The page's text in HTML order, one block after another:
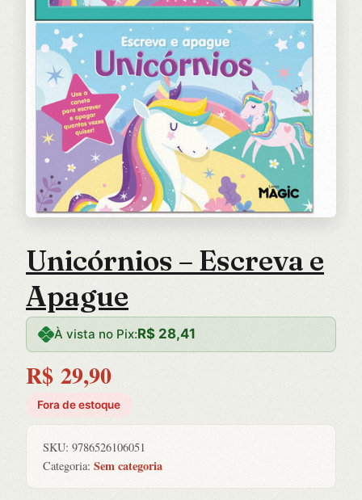
Unicórnios – Escreva e
Apague
À vista no Pix:R$ 28,41
R$ 29,90
Fora de estoque
SKU: 9786526106051
Categoria: Sem categoria